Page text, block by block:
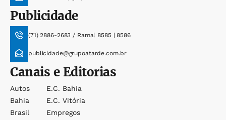
Publicidade
(71) 2886-2683 / Ramal 8585 | 8586
publicidade@grupoatarde.com.br
Canais e Editorias
Autos
Bahia
Brasil
E.c. Bahia
E.c. Vitória
Empregos